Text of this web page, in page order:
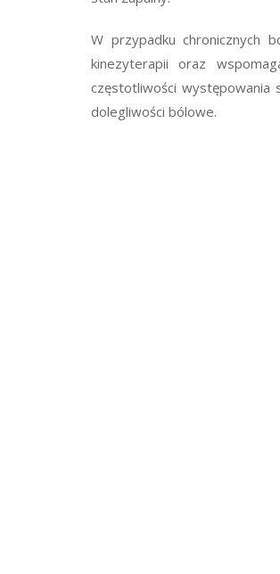
W przypadku chronicznych
kinezyterapii oraz
częstotliwości występowania
dolegliwości bólowe.